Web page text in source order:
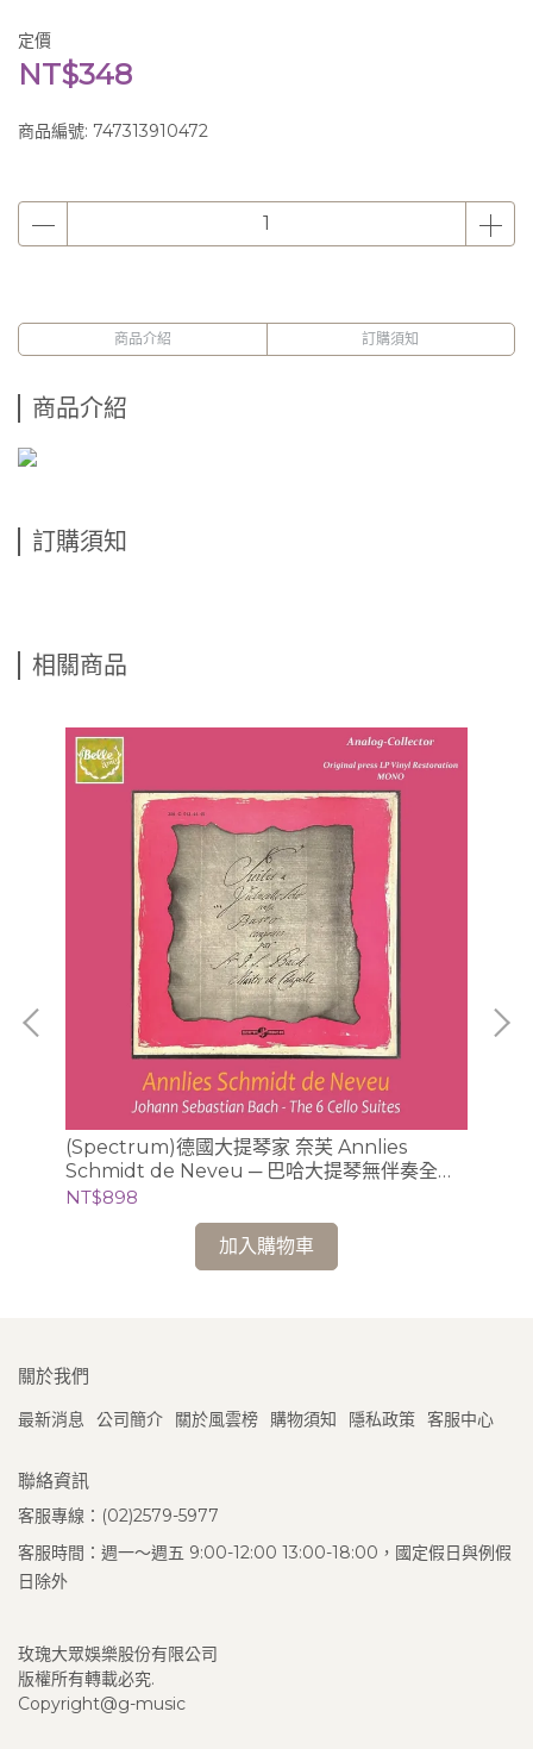
定價
NT$348
商品編號: 747313910472
商品介紹 訂購須知
商品介紹
訂購須知
相關商品
(Spectrum)德國大提琴家 奈芙 Annlies
Schmidt de Neveu ─ 巴哈大提琴無伴奏全曲
錄音 2CD (Ducretet-Thomson版)
NT$898
加入購物車
關於我們
最新消息 公司簡介 關於風雲榜 購物須知 隱私政策 客服中心
聯絡資訊
客服專線：(02)2579-5977
客服時間：週一～週五 9:00-12:00 13:00-18:00，國定假日與例假
日除外
玫瑰大眾娛樂股份有限公司
版權所有轉載必究.
Copyright@g-music